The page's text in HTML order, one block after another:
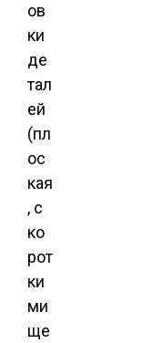
ов
ки
де
тал
ей
(пл
ос
кая
, с
ко
рот
ки
ми
ще